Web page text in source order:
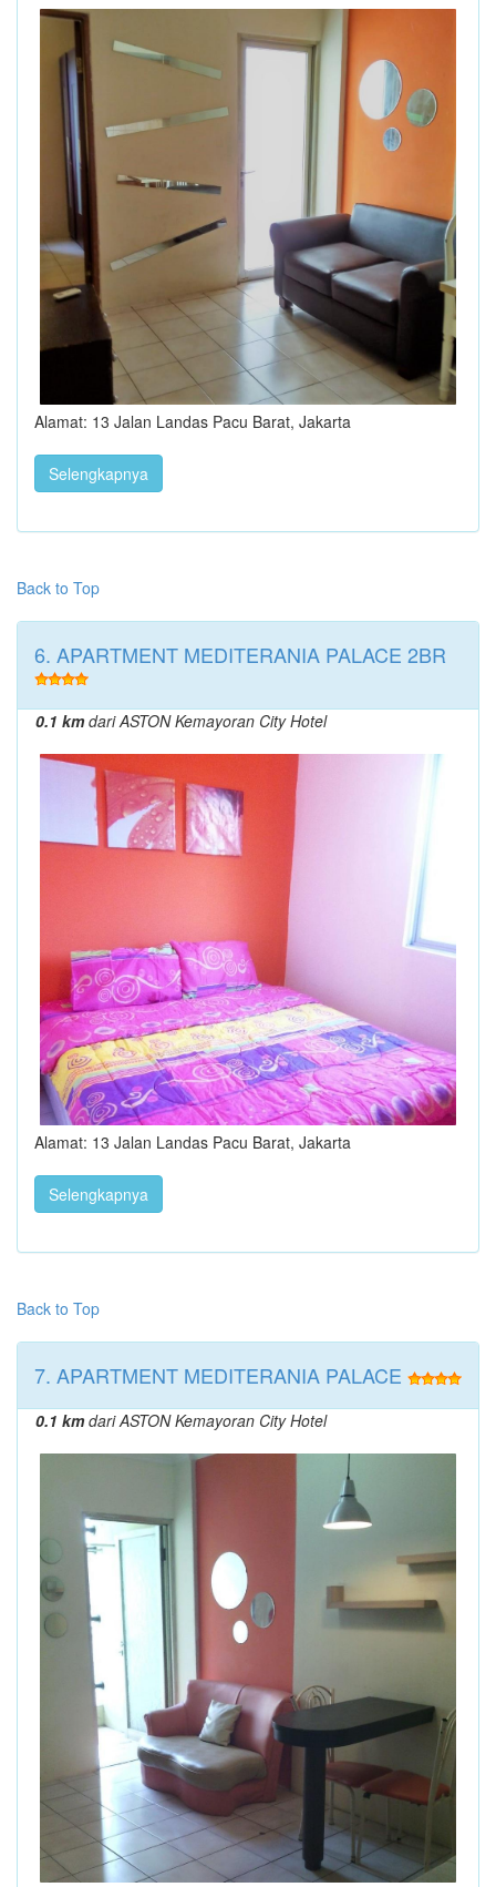
Alamat: 13 Jalan Landas Pacu Barat, Jakarta
Selengkapnya
Back to Top
6. APARTMENT MEDITERANIA PALACE 2BR
0.1 kmdari ASTON Kemayoran City Hotel
Alamat: 13 Jalan Landas Pacu Barat, Jakarta
Selengkapnya
Back to Top
7. APARTMENT MEDITERANIA PALACE
0.1 kmdari ASTON Kemayoran City Hotel